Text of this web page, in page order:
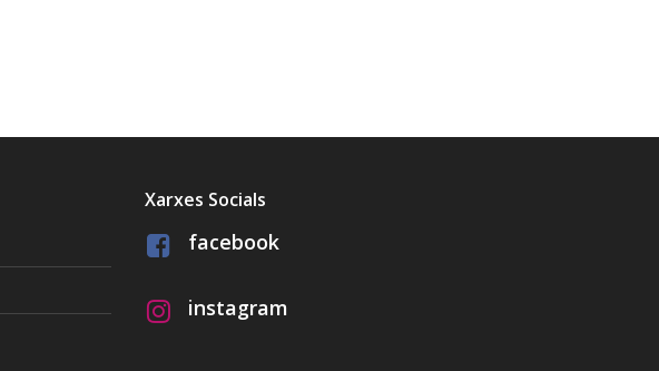
Xarxes Socials
facebook
instagram